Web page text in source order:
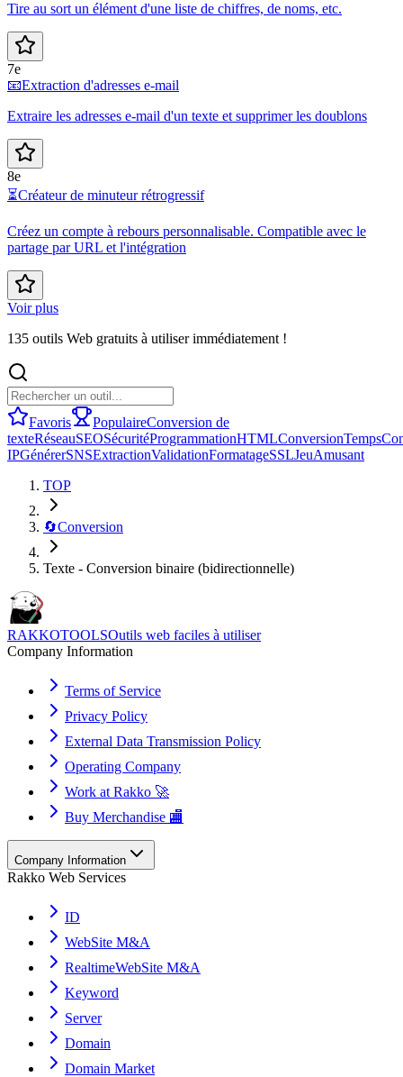
Tire au sort un élément d'une liste de chiffres, de noms, etc.
7e
📧Extraction d'adresses e-mail
Extraire les adresses e-mail d'un texte et supprimer les doublons
8e
⏳Créateur de minuteur rétrogressif
Créez un compte à rebours personnalisable. Compatible avec le
partage par URL et l'intégration
Voir plus
135 outils Web gratuits à utiliser immédiatement !
Favoris PopulaireConversion de
texteRéseauSEOSécuritéProgrammationHTMLConversionTemps
IPGénérerSNSExtractionValidationFormatageSSLJeuAmusant
TOP
🔄Conversion
Texte - Conversion binaire (bidirectionnelle)
RAKKOTOOLSOutils web faciles à utiliser
Company Information
Terms of Service
Privacy Policy
External Data Transmission Policy
Operating Company
Work at Rakko 🚀
Buy Merchandise 🏬
Company Information
Rakko Web Services
ID
WebSite M&A
RealtimeWebSite M&A
Keyword
Server
Domain
Domain Market